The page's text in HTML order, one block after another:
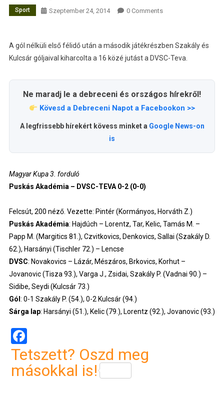
Sport Szeptember 24, 2014 0 Comments
A gól nélküli első félidő után a második játékrészben Szakály és
Kulcsár góljaival kiharcolta a 16 közé jutást a DVSC-Teva.
Ne maradj le a debreceni és országos hírekről!
Kövesd a Debreceni Napot a Facebookon >>
A legfrissebb hírekért kövess minket a Google News-on
is
Magyar Kupa 3. forduló
Puskás Akadémia – DVSC-TEVA 0-2 (0-0)
Felcsút, 200 néző. Vezette: Pintér (Kormányos, Horváth Z.)
Puskás Akadémia: Hajdúch – Lorentz, Tar, Kelic, Tamás M. –
Papp M. (Margitics 81.), Czvitkovics, Denkovics, Sallai (Szakály D.
62.), Harsányi (Tischler 72.) – Lencse
DVSC: Novakovics – Lázár, Mészáros, Brkovics, Korhut –
Jovanovic (Tisza 93.), Varga J., Zsidai, Szakály P. (Vadnai 90.) –
Sidibe, Seydi (Kulcsár 73.)
Gól : 0-1 Szakály P. (54.), 0-2 Kulcsár (94.)
Sárga lap: Harsányi (51.), Kelic (79.), Lorentz (92.), Jovanovic (93.)
Tetszett? Oszd meg
másokkal is!